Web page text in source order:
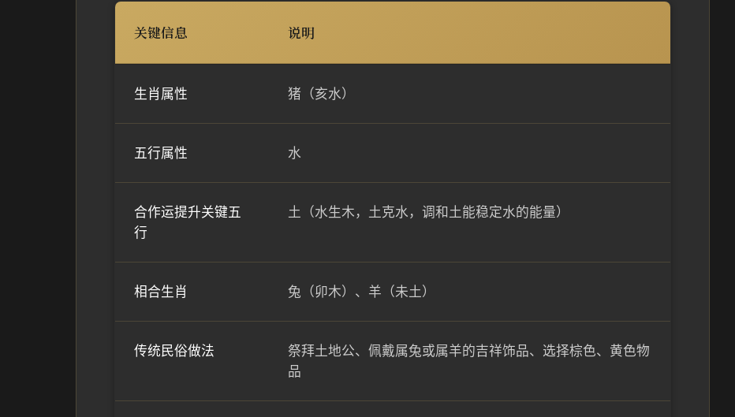
关键信息 说明
生肖属性 猪（亥水）
五行属性 水
合作运提升关键五
行
土（水生木，土克水，调和土能稳定水的能量）
相合生肖 兔（卯木）、羊（未土）
传统民俗做法
祭拜土地公、佩戴属兔或属羊的吉祥饰品、选择棕色、黄色物
品